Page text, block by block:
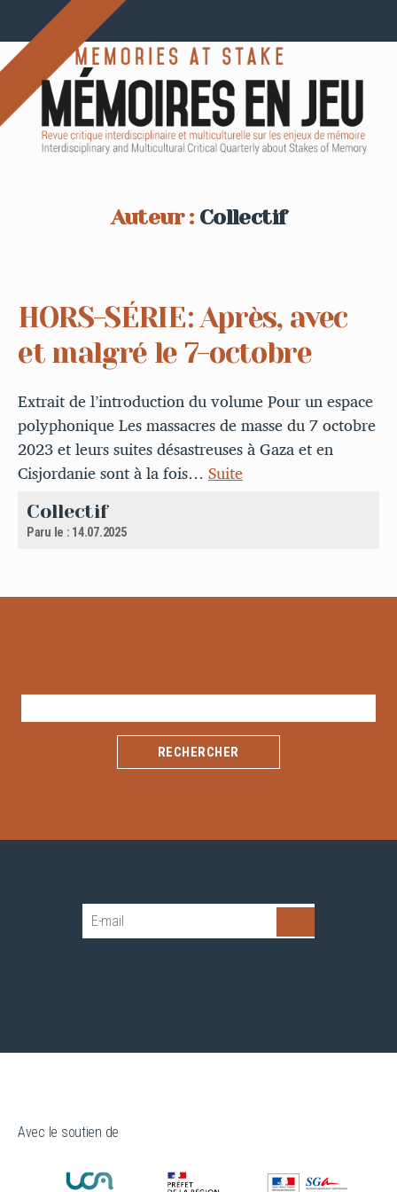
Auteur : Collectif
HORS-SÉRIE : Après, avec
et malgré le 7-octobre
Extrait de l’introduction du volume Pour un espace
polyphonique Les massacres de masse du 7 octobre
2023 et leurs suites désastreuses à Gaza et en
Cisjordanie sont à la fois… Suite
Collectif
Paru le : 14.07.2025
Avec le soutien de